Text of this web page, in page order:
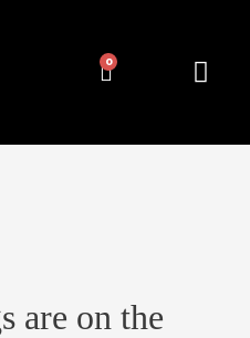
Cart
are on the